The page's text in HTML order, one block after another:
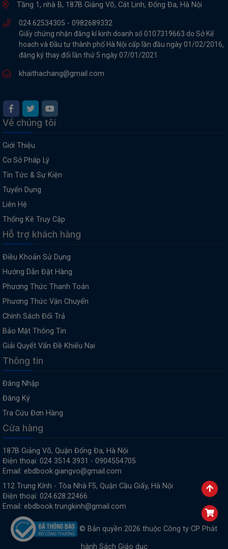
Tầng 1, nhà B, 187B Giảng Võ, Cát Linh, Đống Đa, Hà Nội
024.62534305 - 0982689332
Giấy chứng nhận đăng kí kinh doanh số 0107319663 do Sở Kế
hoach và Đầu tư thành phố Hà Nội cấp lần đầu ngày 01/02/2016,
đăng ký thay đổi lần thứ 5 ngày 07/01/2021
khaithachang@gmail.com
Về chúng tôi
Giới Thiệu
Cơ Sở Pháp Lý
Tin Tức & Sự Kiện
Tuyển Dụng
Liên Hệ
Thống Kê Truy Cập
Hỗ trợ khách hàng
Điều Khoản Sử Dụng
Hướng Dẫn Đặt Hàng
Phương Thức Thanh Toán
Phương Thức Vận Chuyển
Chính Sách Đổi Trả
Bảo Mật Thông Tin
Giải Quyết Vấn Đề Khiếu Nại
Thông tin
Đăng Nhập
Đăng Ký
Tra Cứu Đơn Hàng
Cửa hàng
187B Giảng Võ, Quận Đống Đa, Hà Nội
Điện thoại: 024 3514 3931 - 0904554705
Email: ebdbook.giangvo@gmail.com
112 Trung Kính - Tòa Nhà F5, Quận Cầu Giấy, Hà Nội
Điện thoại: 024.628.22466
Email: ebdbook.trungkinh@gmail.com
© Bản quyền 2026 thuộc Công ty CP Phát
hành Sách Giáo dục